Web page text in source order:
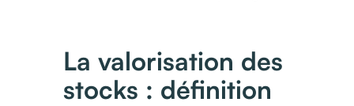
La valorisation des
stocks : définition